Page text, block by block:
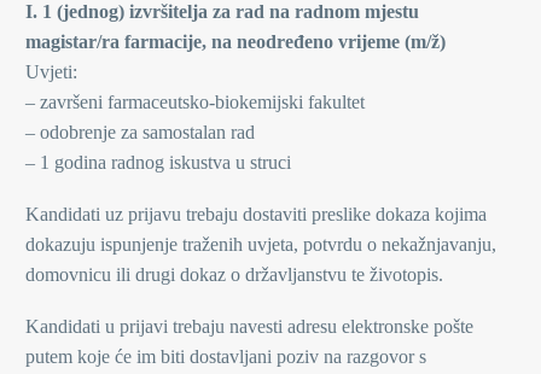
I. 1 (jednog) izvršitelja za rad na radnom mjestu
magistar/ra farmacije, na neodređeno vrijeme (m/ž)
Uvjeti:
– završeni farmaceutsko-biokemijski fakultet
– odobrenje za samostalan rad
– 1 godina radnog iskustva u struci
Kandidati uz prijavu trebaju dostaviti preslike dokaza kojima
dokazuju ispunjenje traženih uvjeta, potvrdu o nekažnjavanju,
domovnicu ili drugi dokaz o državljanstvu te životopis.
Kandidati u prijavi trebaju navesti adresu elektronske pošte
putem koje će im biti dostavljani poziv na razgovor s